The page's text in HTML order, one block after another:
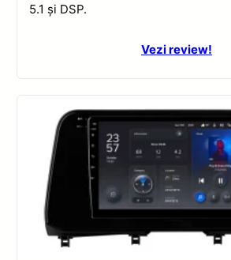
5.1 și DSP.
Vezi review!